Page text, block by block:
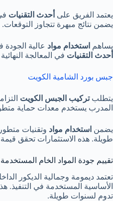
يعتمد الفريق على أحدث التقنيات
يضمن نتائج مبهرة تتجاوز التوقعات.
يساهم استخدام مواد عالية
أحدث التقنيات في المعالجة
جبس بورد الشامية الكويت
يتطلبتركيب الجبس الكويت
المدرب يستخدم معدات حماية
يضمن استخدام مواد وتقنيات
طويلة. هذه الاستثمارات تحقق
تقييم جودة المواد الخام المستخدمة
تعتمد ديمومة وجمالية الديكور
الأساسية المستخدمة في التنفيذ.
تدوم لسنوات طويلة.